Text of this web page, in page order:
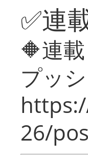
✅連
🔶連
プッ
26/